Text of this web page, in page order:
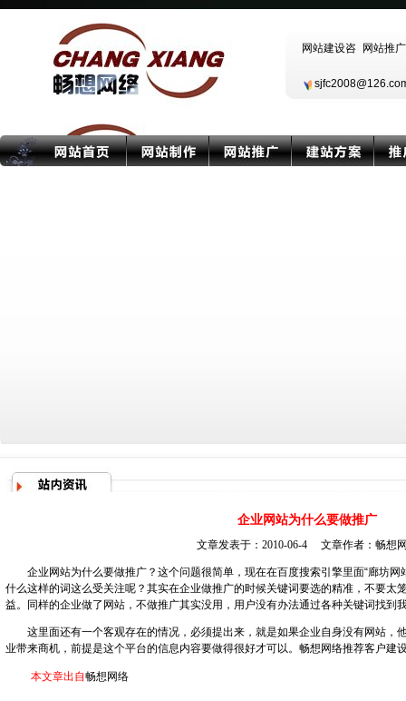
企业网站为什么要做推广
文章发表于：2010-06-4 文章作者： 畅想
企业网站为什么要做推广？这个问题很简单，现在在百度搜索引擎里面“廊坊网
什么这样的词这么受关注呢？其实在企业做推广的时候关键词要选的精准，不要太
益。同样的企业做了网站，不做推广其实没用，用户没有办法通过各种关键词找到
这里面还有一个客观存在的情况，必须提出来，就是如果企业自身没有网站，
业带来商机，前提是这个平台的信息内容要做得很好才可以。畅想网络推荐客户建
本文章出自畅想网络